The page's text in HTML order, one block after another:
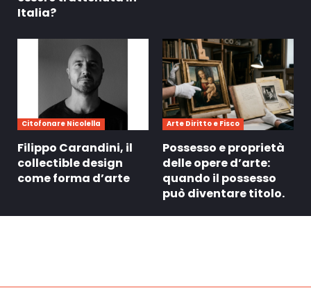
Italia?
Citofonare Nicolella
Filippo Carandini, il
collectible design
come forma d’arte
Arte Diritto e Fisco
Possesso e proprietà
delle opere d’arte:
quando il possesso
può diventare titolo.